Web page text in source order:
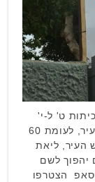
ט' ל-י'
כאשר 79 אחוז מהתלמידים בחרו להישאר בעיר, לעומת 60
העיר, ליאת
יהפוך לשם
הצטרפו